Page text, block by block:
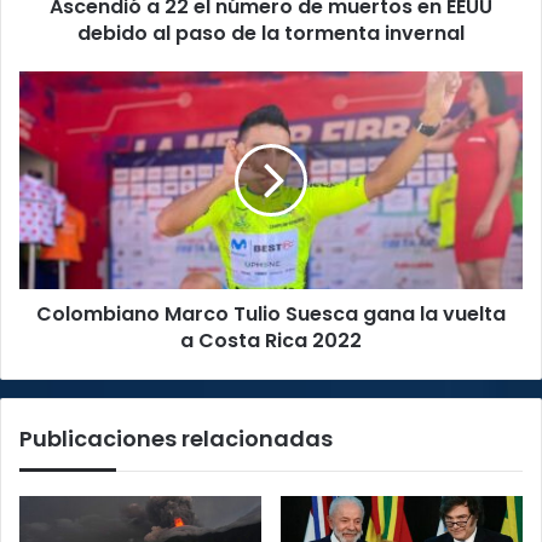
de
la
tormenta
invernal
Ascendió a 22 el número de muertos en EEUU
debido al paso de la tormenta invernal
Colombiano
Marco
Tulio
Suesca
gana
la
vuelta
a
Costa
RicaColombiano Marco Tulio Suesca gana la vuelta
a Costa Rica 2022
Publicaciones relacionadas